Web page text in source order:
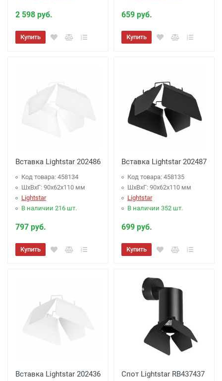
2 598 руб.
Купить
659 руб.
Купить
Вставка Lightstar 202486
Код товара: 458134
ШхВхГ: 90x62x110 мм
Lightstar
В наличии 216 шт.
797 руб.
Купить
Вставка Lightstar 202487
Код товара: 458135
ШхВхГ: 90x62x110 мм
Lightstar
В наличии 352 шт.
699 руб.
Купить
Вставка Lightstar 202436 Спот Lightstar RB437437